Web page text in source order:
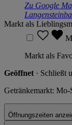
Zu Google
Markt als
Markt als
Geöffnet · Schließt
Getränkemarkt:
Öffnungszeiten